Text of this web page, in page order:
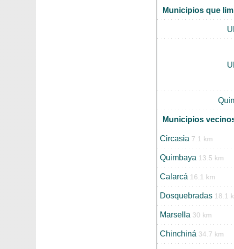
Municipios que
Municipios
Circasia 7.1 km
Quimbaya 13.5 km
Calarcá 16.1 km
Dosquebradas 18.1
Marsella 30 km
Chinchiná 34.7 km